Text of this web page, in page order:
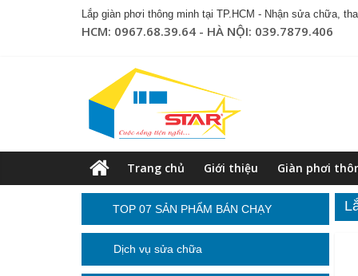
Lắp giàn phơi thông minh tại TP.HCM - Nhận sửa chữa,
HCM: 0967.68.39.64 - HÀ NỘI: 039.7879.406
Trang chủ Giới thiệu Giàn phơi
TOP 07 SẢN PHẨM BÁN CHẠY
Dịch vụ sửa chữa